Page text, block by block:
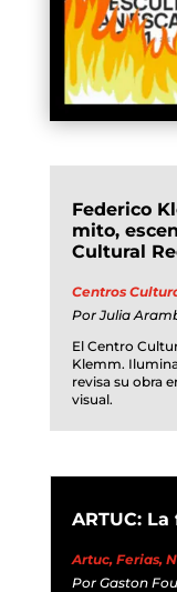
Federico
mito,
Cultural
Centros
PorJulia
El Centro
Klemm.
revisa su obra
visual.
ARTUC:
Artuc, Ferias,
Por Gaston